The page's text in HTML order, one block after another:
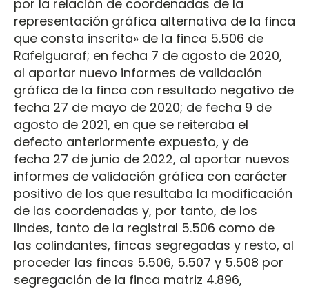
por la relación de coordenadas de la
representación gráfica alternativa de la finca
que consta inscrita» de la finca 5.506 de
Rafelguaraf; en fecha 7 de agosto de 2020,
al aportar nuevo informes de validación
gráfica de la finca con resultado negativo de
fecha 27 de mayo de 2020; de fecha 9 de
agosto de 2021, en que se reiteraba el
defecto anteriormente expuesto, y de
fecha 27 de junio de 2022, al aportar nuevos
informes de validación gráfica con carácter
positivo de los que resultaba la modificación
de las coordenadas y, por tanto, de los
lindes, tanto de la registral 5.506 como de
las colindantes, fincas segregadas y resto, al
proceder las fincas 5.506, 5.507 y 5.508 por
segregación de la finca matriz 4.896,